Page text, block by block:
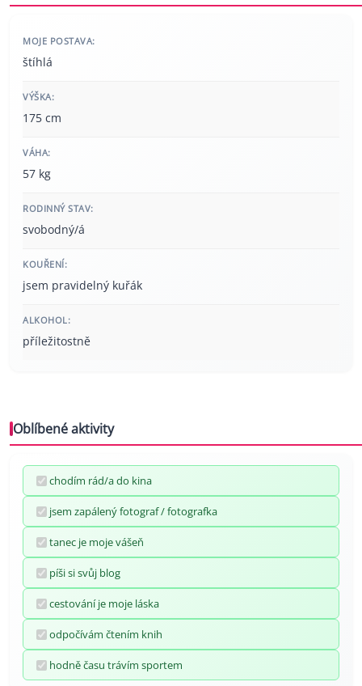
MOJE POSTAVA:
štíhlá
VÝŠKA:
175 cm
VÁHA:
57 kg
RODINNÝ STAV:
svobodný/á
KOUŘENÍ:
jsem pravidelný kuřák
ALKOHOL:
příležitostně
Oblíbené aktivity
chodím rád/a do kina
jsem zapálený fotograf / fotografka
tanec je moje vášeň
píši si svůj blog
cestování je moje láska
odpočívám čtením knih
hodně času trávím sportem